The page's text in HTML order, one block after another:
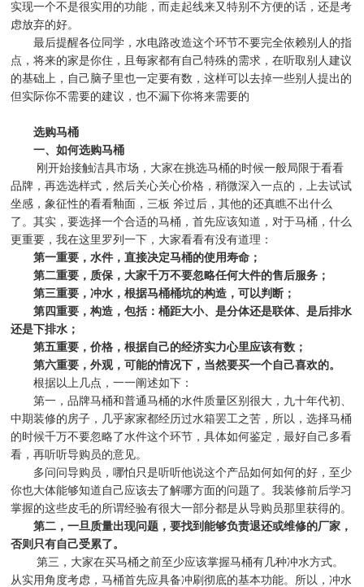
实现一个不是很实用的功能，而走起线来又特别不方便的话，还是考
虑放弃的好。
最后提醒各位同学，水电路改造这个环节不要完全依赖别人的指
点，将来的家是你住，且每家都有自己特殊的需求，在听取别人建议
的基础上，自己脑子里也一定要有数，这样可以去掉一些别人提出的
但实际你不需要的建议，也不漏下你将来需要的
选购马桶
一、如何选购马桶
刚开始接触洁具市场，大家在挑选马桶的时候一般局限于看看
品牌，再选选样式，然后关心关心价格，稍微深入一点的，上去试试
坐感，象征性的看看釉面，三板 斧过后，其他的还真瞧不出什么
了。其实，要选择一个合适的马桶，首先应该知道，对于马桶，什么
更重要，我在这里罗列一下，大家看看有没有道理：
第一重要，水件，直接决定马桶的使用寿命；
第二重要，质保，大家千万不要忽略任何大件的售后服务；
第三重要，冲水，根据马桶桶坑的构造，可以判断；
第四重要，构造，包括：桶距大小、是分体还是联体、是后排水
还是下排水；
第五重要，价格，根据自己的经济实力心里应该有数；
第六重要，外观，可能的情况下，当然要买一个自己喜欢的。
根据以上几点，一一阐述如下：
第一，品牌马桶和普通马桶的水件质量区别很大，九十年代初、
中期装修的房子，几乎家家都经历过水箱罢工之苦，所以，选择马桶
的时候千万不要忽略了水件这个环节，具体如何鉴定，最好自己多看
看，再听听导购员的意见。
多问问导购员，哪怕只是听听他说这个产品如何如何的好，至少
你也大体能够知道自己应该去了解哪方面的问题了。我装修前后学习
掌握的这些皮毛的所谓经验有很大一部分都是从导购员那里获得的。
第二，一旦质量出现问题，要找到能够负责退还或维修的厂家，
否则只有自己受累了。
第三，大家在买马桶之前至少应该掌握马桶有几种冲水方式。
从实用角度考虑，马桶首先应具备冲刷彻底的基本功能。所以，冲水